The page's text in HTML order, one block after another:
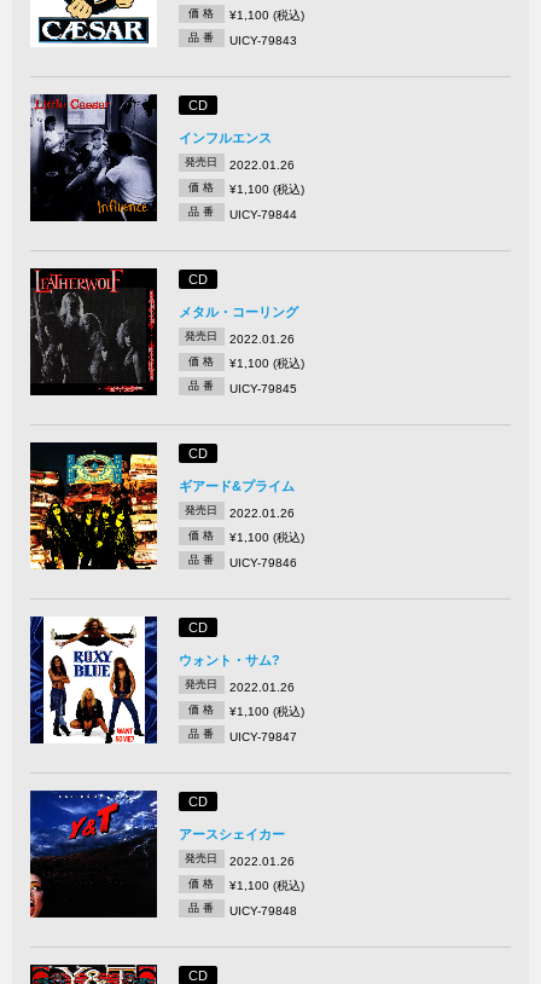
価 格 ¥1,100 (税込)
品 番 UICY-79843
CD
インフルエンス
発売日 2022.01.26
価 格 ¥1,100 (税込)
品 番 UICY-79844
CD
メタル・コーリング
発売日 2022.01.26
価 格 ¥1,100 (税込)
品 番 UICY-79845
CD
ギアード&プライム
発売日 2022.01.26
価 格 ¥1,100 (税込)
品 番 UICY-79846
CD
ウォント・サム?
発売日 2022.01.26
価 格 ¥1,100 (税込)
品 番 UICY-79847
CD
アースシェイカー
発売日 2022.01.26
価 格 ¥1,100 (税込)
品 番 UICY-79848
CD